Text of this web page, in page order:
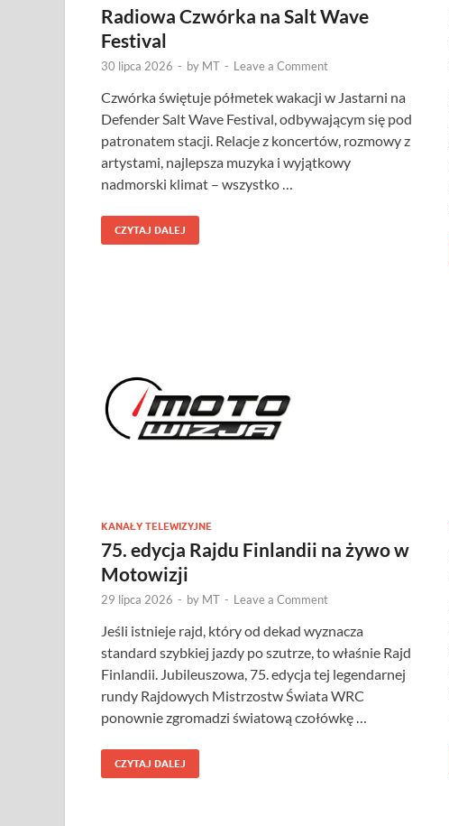
Radiowa Czwórka na Salt Wave
Festival
30 lipca 2026 - by MT - Leave a Comment
Czwórka świętuje półmetek wakacji w Jastarni na
Defender Salt Wave Festival, odbywającym się pod
patronatem stacji. Relacje z koncertów, rozmowy z
artystami, najlepsza muzyka i wyjątkowy
nadmorski klimat – wszystko …
CZYTAJ DALEJ
KANAŁY TELEWIZYJNE
75. edycja Rajdu Finlandii na żywo w
Motowizji
29 lipca 2026 - by MT - Leave a Comment
Jeśli istnieje rajd, który od dekad wyznacza
standard szybkiej jazdy po szutrze, to właśnie Rajd
Finlandii. Jubileuszowa, 75. edycja tej legendarnej
rundy Rajdowych Mistrzostw Świata WRC
ponownie zgromadzi światową czołówkę …
CZYTAJ DALEJ